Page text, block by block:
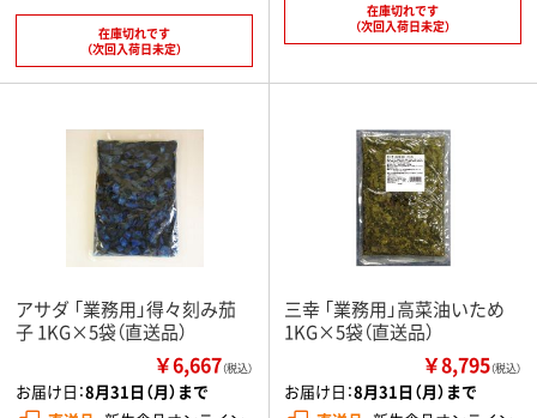
在庫切れです
（次回入荷日未定）
在庫切れです
（次回入荷日未定）
アサダ 「業務用」得々刻み茄
子 1KG×5袋（直送品）
￥6,667（税込）
お届け日：8月31日（月）まで
三幸 「業務用」高菜油いため
1KG×5袋（直送品）
￥8,795（税込）
お届け日：8月31日（月）まで